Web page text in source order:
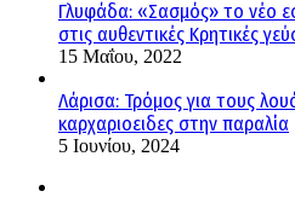
Γλυφάδα: «Σασμός» το νέο
στις αυθεντικές Κρητικές
15 Μαΐου, 2022
Λάρισα: Τρόμος για τους
καρχαριοειδες στην παραλία
5 Ιουνίου, 2024